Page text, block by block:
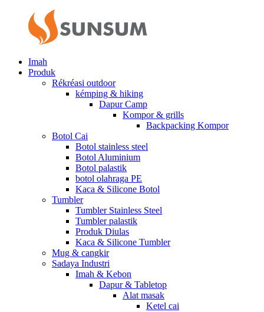
Imah
Produk
Rékréasi outdoor
kémping & hiking
Dapur Camp
Kompor & grills
Backpacking Kompor
Botol Cai
Botol stainless steel
Botol Aluminium
Botol palastik
botol olahraga PE
Kaca & Silicone Botol
Tumbler
Tumbler Stainless Steel
Tumbler palastik
Produk Diulas
Kaca & Silicone Tumbler
Mug & cangkir
Sadaya Industri
Imah & Kebon
Dapur & Tabletop
Alat masak
Ketel cai